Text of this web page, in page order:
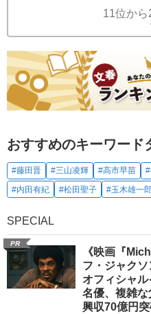
11位から
おすすめのキーワード
#藤田晋 #三山凌輝 #高市早苗
#内田有紀
#松田聖子 #玉木雄一
SPECIAL
PR
《映画『
フ・ジャク
オフィシャ
名優、複雑
興収70億円突